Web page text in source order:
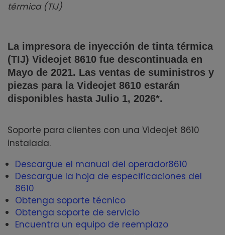
térmica (TIJ)
La impresora de inyección de tinta térmica
(TIJ) Videojet 8610 fue descontinuada en
Mayo de 2021. Las ventas de suministros y
piezas para la Videojet 8610 estarán
disponibles hasta Julio 1, 2026*.
Soporte para clientes con una Videojet 8610
instalada.
Descargue el manual del operador8610
Descargue la hoja de especificaciones del
8610
Obtenga soporte técnico
Obtenga soporte de servicio
Encuentra un equipo de reemplazo